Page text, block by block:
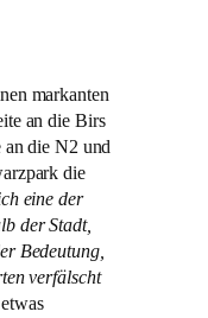
markanten
an die Birs
an die N2 und
die
eine der
der Stadt,
Bedeutung,
verfälscht